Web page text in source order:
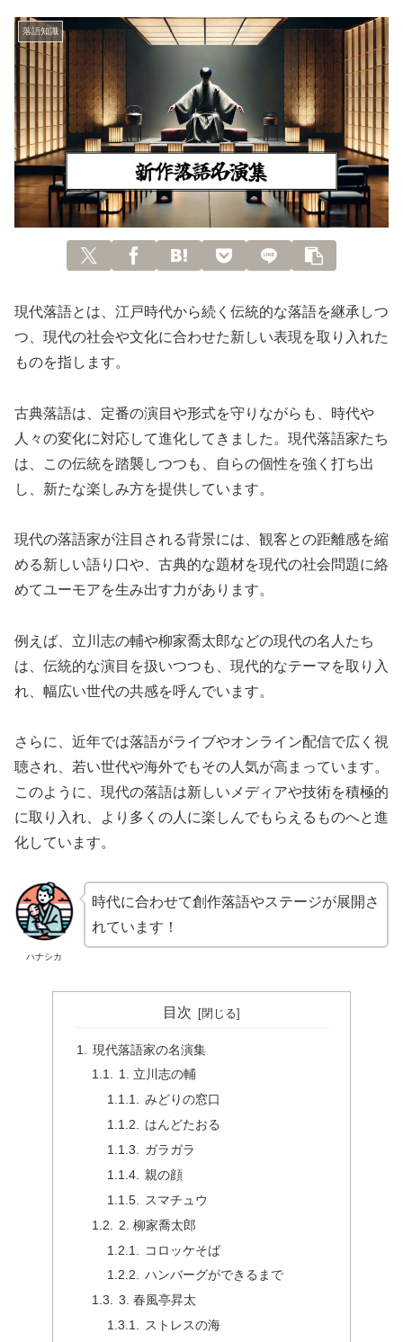
落語知識
現代落語とは、江戸時代から続く伝統的な落語を継承しつ
つ、現代の社会や文化に合わせた新しい表現を取り入れた
ものを指します。
古典落語は、定番の演目や形式を守りながらも、時代や
人々の変化に対応して進化してきました。現代落語家たち
は、この伝統を踏襲しつつも、自らの個性を強く打ち出
し、新たな楽しみ方を提供しています。
現代の落語家が注目される背景には、観客との距離感を縮
める新しい語り口や、古典的な題材を現代の社会問題に絡
めてユーモアを生み出す力があります。
例えば、立川志の輔や柳家喬太郎などの現代の名人たち
は、伝統的な演目を扱いつつも、現代的なテーマを取り入
れ、幅広い世代の共感を呼んでいます。
さらに、近年では落語がライブやオンライン配信で広く視
聴され、若い世代や海外でもその人気が高まっています。
このように、現代の落語は新しいメディアや技術を積極的
に取り入れ、より多くの人に楽しんでもらえるものへと進
化しています。
ハナシカ
時代に合わせて創作落語やステージが展開さ
れています！
目次
現代落語家の名演集
1. 立川志の輔
みどりの窓口
はんどたおる
ガラガラ
親の顔
スマチュウ
2. 柳家喬太郎
コロッケそば
ハンバーグができるまで
3. 春風亭昇太
ストレスの海